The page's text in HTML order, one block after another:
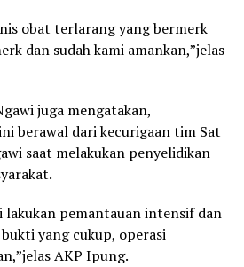
obat terlarang yang bermerk
dan sudah kami amankan,”jelas
juga mengatakan,
berawal dari kecurigaan tim Sat
saat melakukan penyelidikan
lakukan pemantauan intensif dan
yang cukup, operasi
AKP Ipung.